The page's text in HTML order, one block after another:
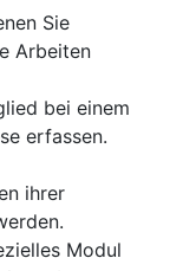
Sie
Arbeiten
bei einem
erfassen.
ihrer
Modul